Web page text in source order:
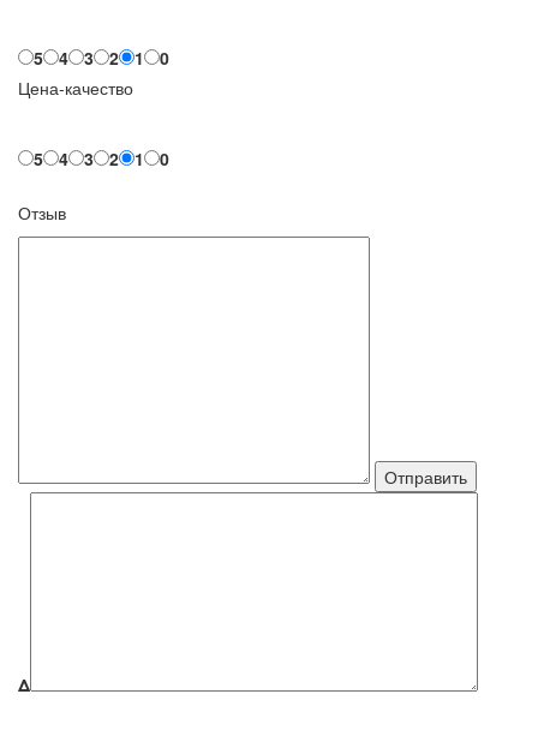
5 4 3 2 1
0
Цена-качество
5 4 3 2 1 0
Отзыв
Δ